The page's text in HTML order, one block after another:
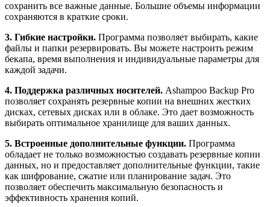
сохранить все важные данные. Большие объемы информации
сохраняются в краткие сроки.
3. Гибкие настройки. Программа позволяет выбирать, какие
файлы и папки резервировать. Вы можете настроить режим
бекапа, время выполнения и индивидуальные параметры для
каждой задачи.
4. Поддержка различных носителей. Ashampoo Backup Pro
позволяет сохранять резервные копии на внешних жестких
дисках, сетевых дисках или в облаке. Это дает возможность
выбирать оптимальное хранилище для ваших данных.
5. Встроенные дополнительные функции. Программа
обладает не только возможностью создавать резервные копии
данных, но и предоставляет дополнительные функции, такие
как шифрование, сжатие или планирование задач. Это
позволяет обеспечить максимальную безопасность и
эффективность хранения копий.